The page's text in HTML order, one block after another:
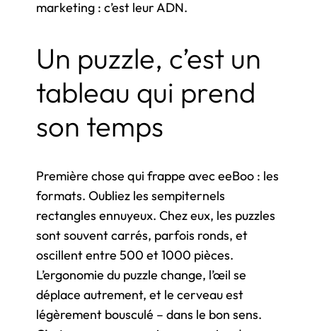
marketing : c’est leur ADN.
Un puzzle, c’est un
tableau qui prend
son temps
Première chose qui frappe avec eeBoo : les
formats. Oubliez les sempiternels
rectangles ennuyeux. Chez eux, les puzzles
sont souvent carrés, parfois ronds, et
oscillent entre 500 et 1000 pièces.
L’ergonomie du puzzle change, l’œil se
déplace autrement, et le cerveau est
légèrement bousculé – dans le bon sens.